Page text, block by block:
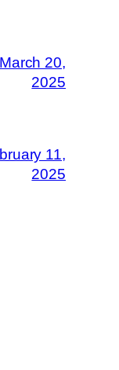
March 20,
2025
11,
2025